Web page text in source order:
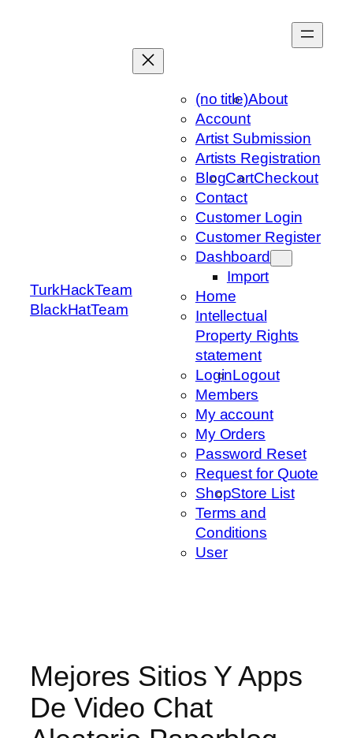
TurkHackTeam
BlackHatTeam
(no title)About
Account
Artist Submission
Artists Registration
BlogCartCheckout
Contact
Customer Login
Customer Register
Dashboard
Import
Home
Intellectual
Property Rights
statement
LoginLogout
Members
My account
My Orders
Password Reset
Request for Quote
ShopStore List
Terms and
Conditions
User
Mejores Sitios Y Apps
De Video Chat